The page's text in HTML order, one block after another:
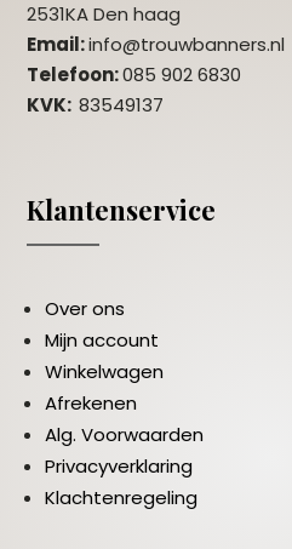
2531KA Den haag
Email:info@trouwbanners.nl
Telefoon:085 902 6830
KVK:83549137
Klantenservice
Over ons
Mijn account
Winkelwagen
Afrekenen
Alg. Voorwaarden
Privacyverklaring
Klachtenregeling